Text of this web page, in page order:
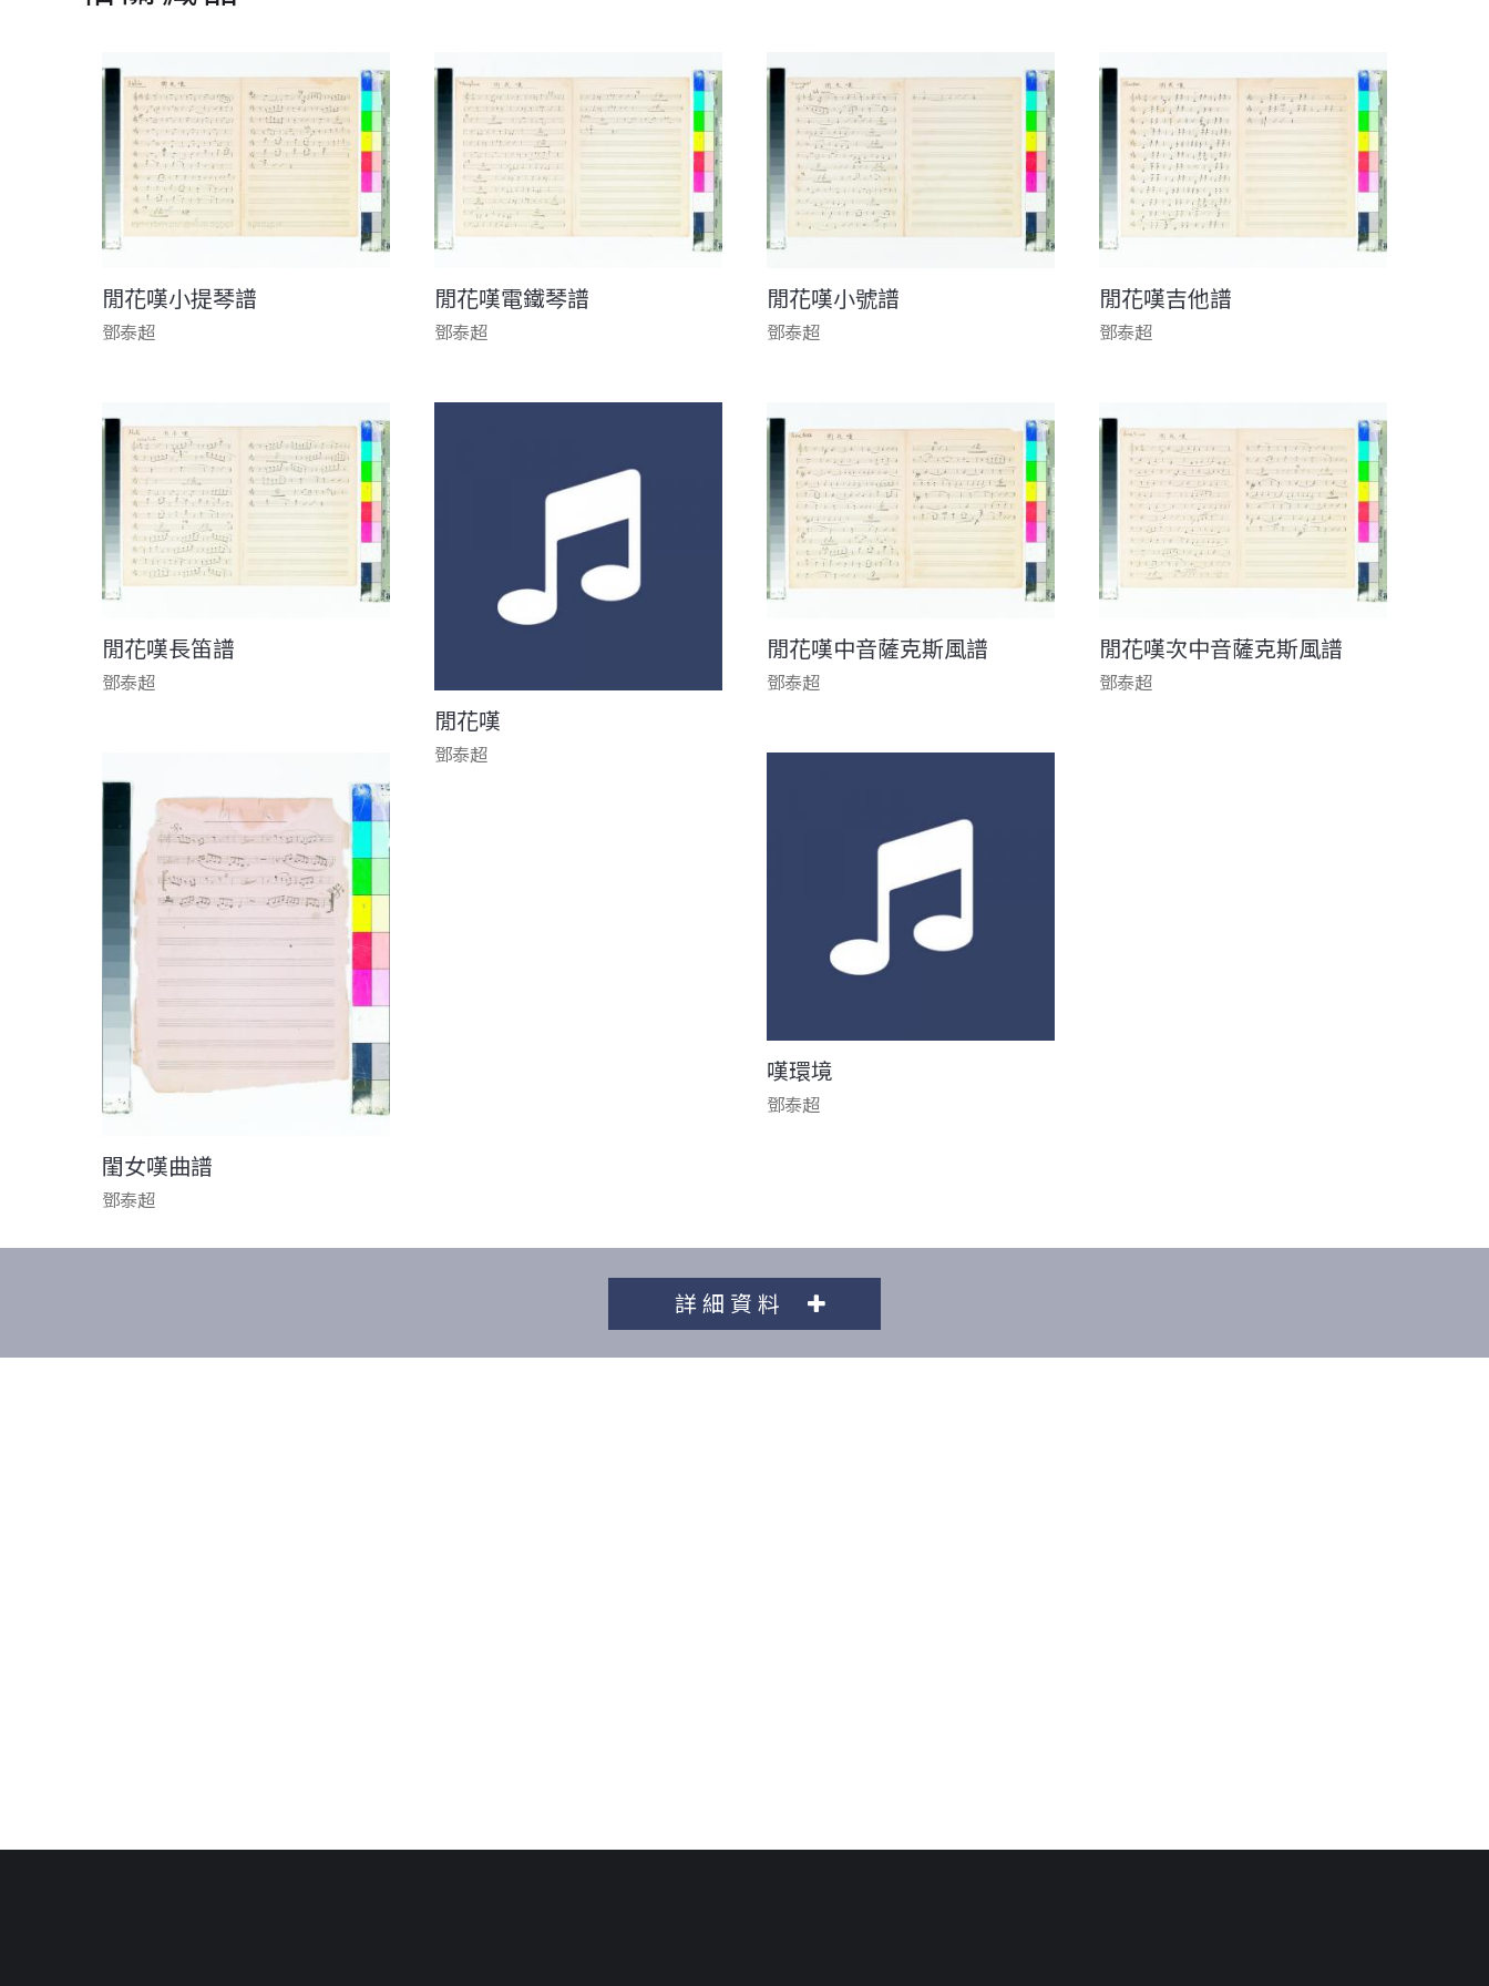
閒花嘆小提琴譜
鄧泰超
閒花嘆電鐵琴譜
鄧泰超
閒花嘆小號譜
鄧泰超
閒花嘆吉他譜
鄧泰超
閒花嘆長笛譜
鄧泰超
閒花嘆
鄧泰超
閒花嘆中音薩克斯風譜
鄧泰超
閒花嘆次中音薩克斯風譜
鄧泰超
閨女嘆曲譜
鄧泰超
嘆環境
鄧泰超
詳細資料